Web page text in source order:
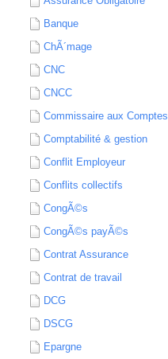
Banque
ChÃ´mage
CNC
CNCC
Commissaire aux Comptes
Comptabilité & gestion
Conflit Employeur
Conflits collectifs
CongÃ©s
CongÃ©s payÃ©s
Contrat Assurance
Contrat de travail
DCG
DSCG
Epargne